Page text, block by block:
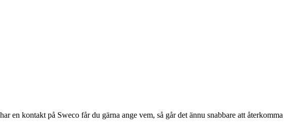
kontakt på Sweco får du gärna ange vem, så går det ännu snabbare att återkomma